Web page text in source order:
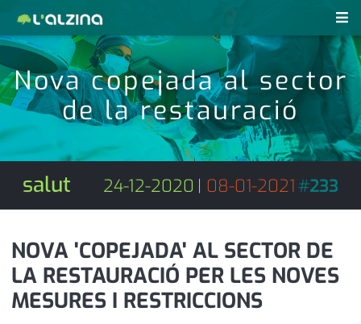
notícies
últimes notícies
activitats
agenda
empresa
entrevista
revistes pdf
anunciants
subscripció
contacte
farmàcies
Nova copejada al sector
de la restauració
salut 24-12-2020 | 08-01-2021#233
NOVA 'COPEJADA' AL SECTOR DE
LA RESTAURACIÓ PER LES NOVES
MESURES I RESTRICCIONS